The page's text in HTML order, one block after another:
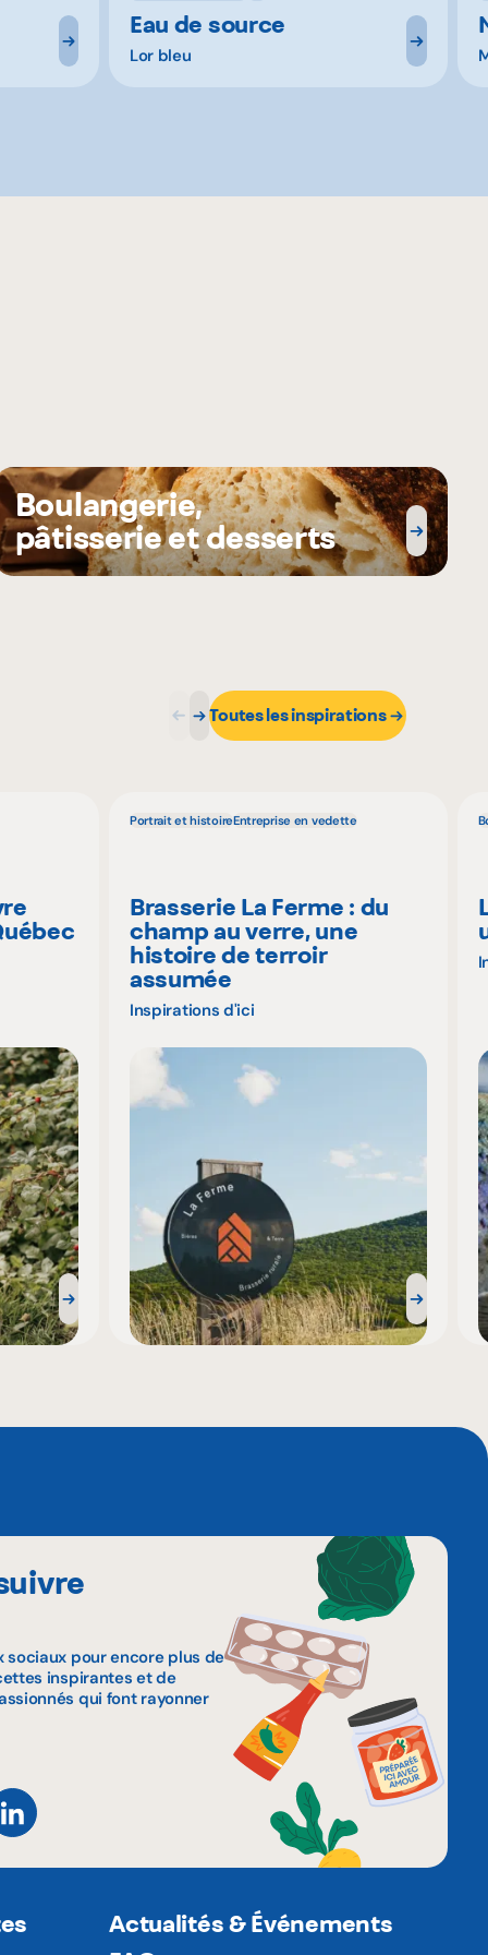
Eau de source
Lor bleu
Boulangerie,
pâtisserie et desserts
Toutes les inspirations
Portrait et histoireEntreprise en vedette
Brasserie La Ferme : du
champ au verre, une
histoire de terroir
assumée
Inspirations d'ici
sociaux pour encore plus de
inspirantes et de
qui font rayonner
Actualités & Événements